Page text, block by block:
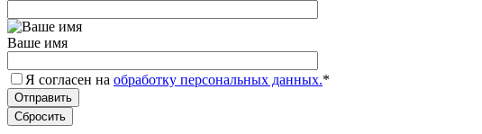
Ваше имя
Я согласен на обработку персональных данных.*